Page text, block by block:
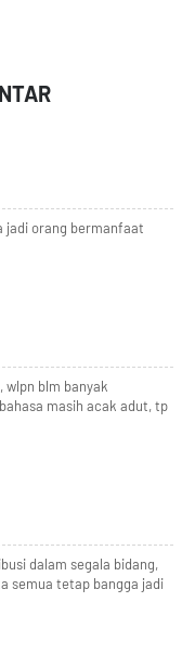
jadi orang bermanfaat
wlpn blm banyak
masih acak adut, tp
dalam segala bidang,
semua tetap bangga jadi